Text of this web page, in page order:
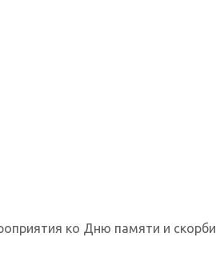
ко Дню памяти и скорби